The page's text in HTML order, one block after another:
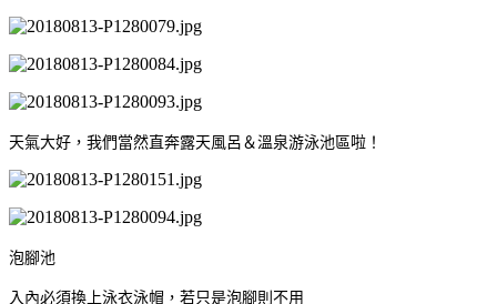
天氣大好，我們當然直奔露天風呂＆溫泉游泳池區啦！
泡腳池
入內必須換上泳衣泳帽，若只是泡腳則不用